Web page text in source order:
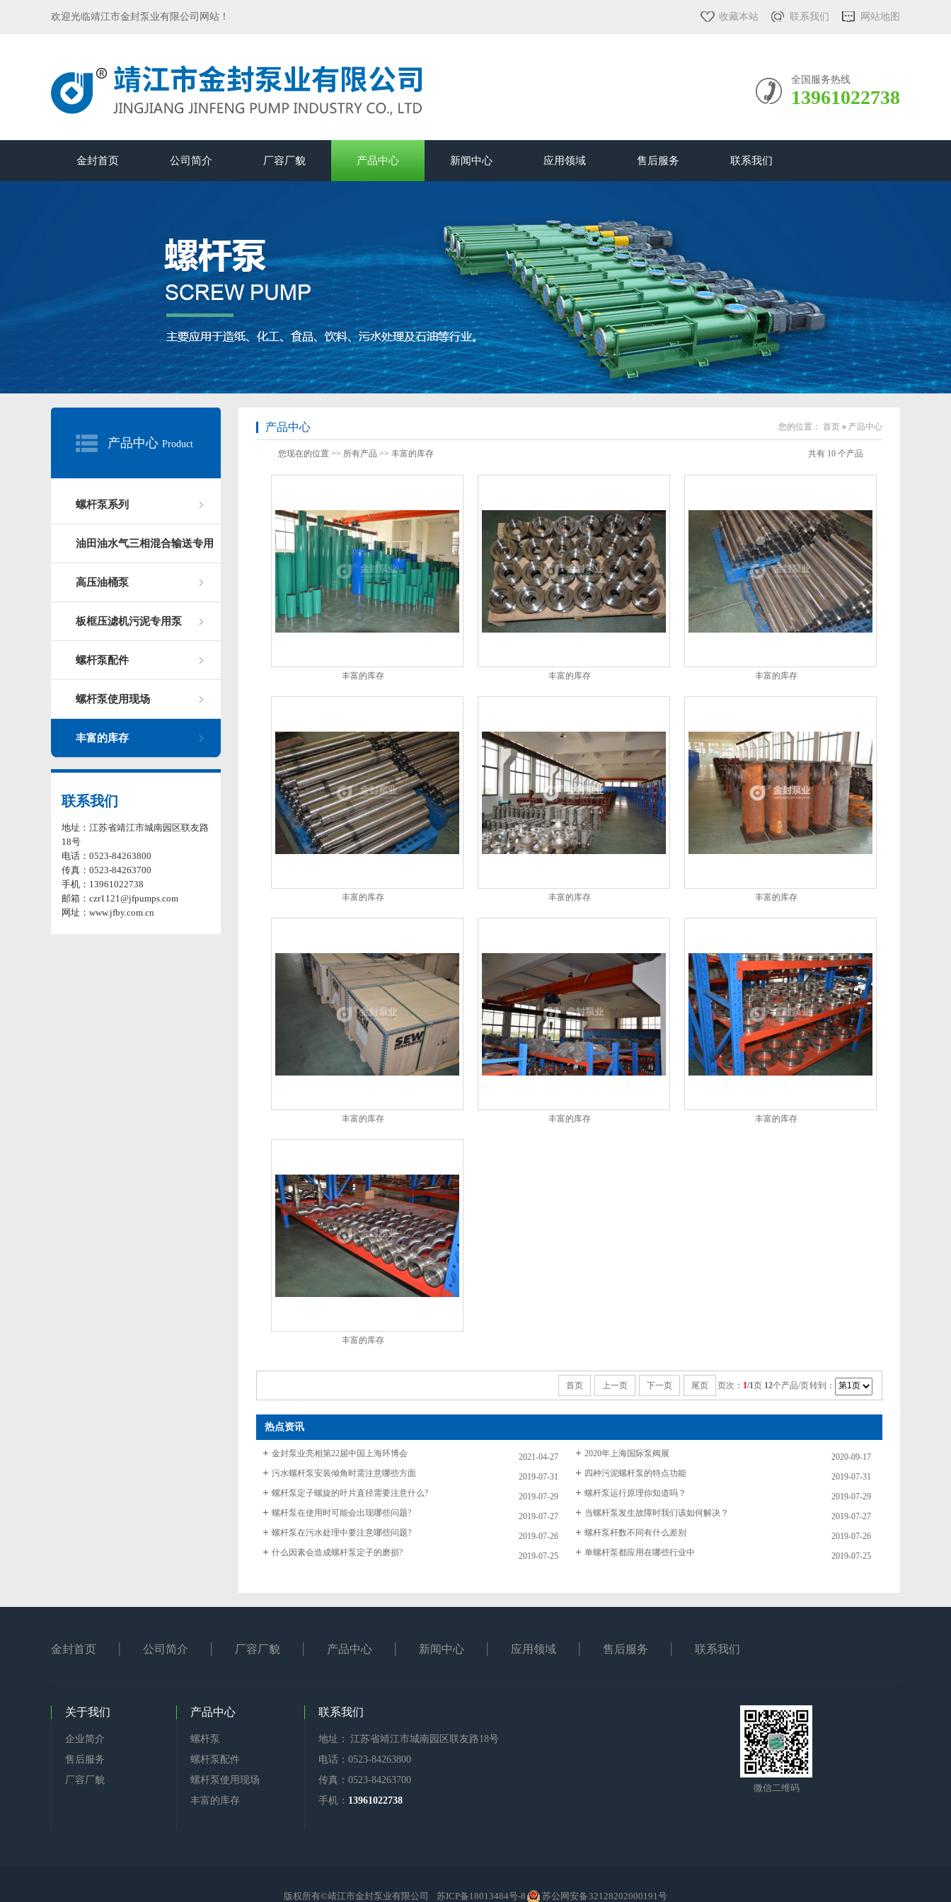
欢迎光临靖江市金封泵业有限公司网站！ 收藏本站 联系我们 网站地图
全国服务热线
13961022738
金封首页 公司简介 厂容厂貌 产品中心 新闻中心 应用领域 售后服务 联系我们
产品中心 Product
螺杆泵系列
油田油水气三相混合输送专用
高压油桶泵
板框压滤机污泥专用泵
螺杆泵配件
螺杆泵使用现场
丰富的库存
联系我们
地址：江苏省靖江市城南园区联友路
18号
电话：0523-84263800
传真：0523-84263700
手机：13961022738
邮箱：czr1121@jfpumps.com
网址：www.jfby.com.cn
产品中心 您的位置： 首页 » 产品中心
您现在的位置 >> 所有产品 >> 丰富的库存 共有 10 个产品
丰富的库存 丰富的库存 丰富的库存
丰富的库存 丰富的库存 丰富的库存
丰富的库存 丰富的库存 丰富的库存
丰富的库存
首页 上一页 下一页 尾页 页次： 1/1页 12个产品/页 转到：
热点资讯
2021-04-27
金封泵业亮相第22届中国上海环博会 2020-09-17
2020年上海国际泵阀展
2019-07-31
污水螺杆泵安装倾角时需注意哪些方面 2019-07-31
四种污泥螺杆泵的特点功能
2019-07-29
螺杆泵定子螺旋的叶片直径需要注意什么? 2019-07-29
螺杆泵运行原理你知道吗？
2019-07-27
螺杆泵在使用时可能会出现哪些问题? 2019-07-27
当螺杆泵发生故障时我们该如何解决？
2019-07-26
螺杆泵在污水处理中要注意哪些问题? 2019-07-26
螺杆泵杆数不同有什么差别
2019-07-25
什么因素会造成螺杆泵定子的磨损? 2019-07-25
单螺杆泵都应用在哪些行业中
金封首页 公司简介 厂容厂貌 产品中心 新闻中心 应用领域 售后服务 联系我们
关于我们
企业简介
售后服务
厂容厂貌
产品中心
螺杆泵
螺杆泵配件
螺杆泵使用现场
丰富的库存
联系我们
地址： 江苏省靖江市城南园区联友路18号
电话：0523-84263800
传真：0523-84263700
手机： 13961022738
微信二维码
版权所有©靖江市金封泵业有限公司 苏ICP备18013484号-8 苏公网安备 32128202000191号